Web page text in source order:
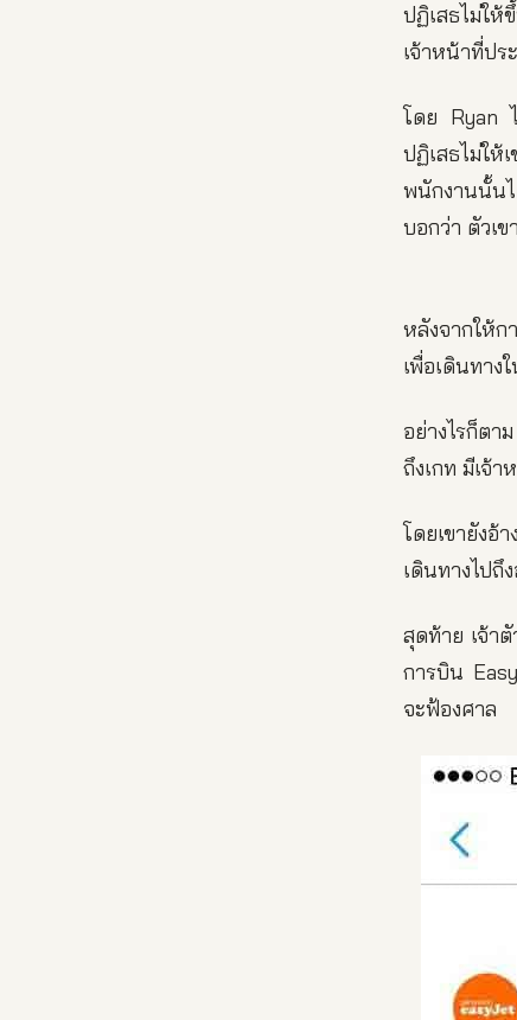
ปฏิเสธไม่ให้
เจ้าหน้าที่ปร
โดย Ryan
ปฏิเสธไม่ให้
พนักงานนั้นไ
บอกว่า ตัวเ
หลังจากให้
เพื่อเดินทาง
อย่างไรก็ตา
ถึงเกท มีเจ้
โดยเขายังอ้
เดินทางไปถึ
สุดท้าย เจ้า
การบิน
จะฟ้องศาล